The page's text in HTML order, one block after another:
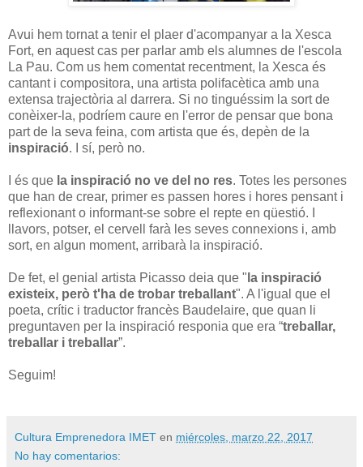
Avui hem tornat a tenir el plaer d'acompanyar a la Xesca
Fort, en aquest cas per parlar amb els alumnes de l'escola
La Pau. Com us hem comentat recentment, la Xesca és
cantant i compositora, una artista polifacètica amb una
extensa trajectòria al darrera. Si no tinguéssim la sort de
conèixer-la, podríem caure en l'error de pensar que bona
part de la seva feina, com artista que és, depèn de la
inspiració. I sí, però no.
I és que la inspiració no ve del no res. Totes les persones
que han de crear, primer es passen hores i hores pensant i
reflexionant o informant-se sobre el repte en qüestió. I
llavors, potser, el cervell farà les seves connexions i, amb
sort, en algun moment, arribarà la inspiració.
De fet, el genial artista Picasso deia que " la inspiració
existeix, però t'ha de trobar treballant". A l'igual que el
poeta, crític i traductor francès Baudelaire, que quan li
preguntaven per la inspiració responia que era “treballar,
treballar i treballar”.
Seguim!
Cultura Emprenedora IMET en miércoles, marzo 22, 2017
No hay comentarios: